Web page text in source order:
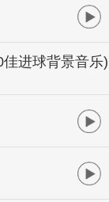
进球背景音乐)